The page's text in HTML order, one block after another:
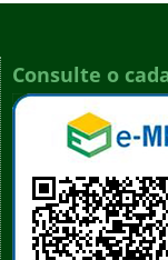
Consulte o